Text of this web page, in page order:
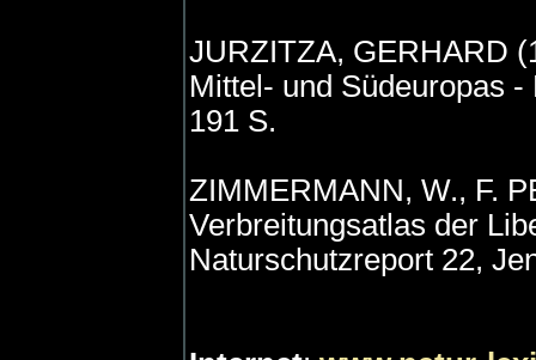
JURZITZA, GERHARD
Mittel- und Südeuropas
191 S.
ZIMMERMANN, W., F.
Verbreitungsatlas der
Naturschutzreport 22,